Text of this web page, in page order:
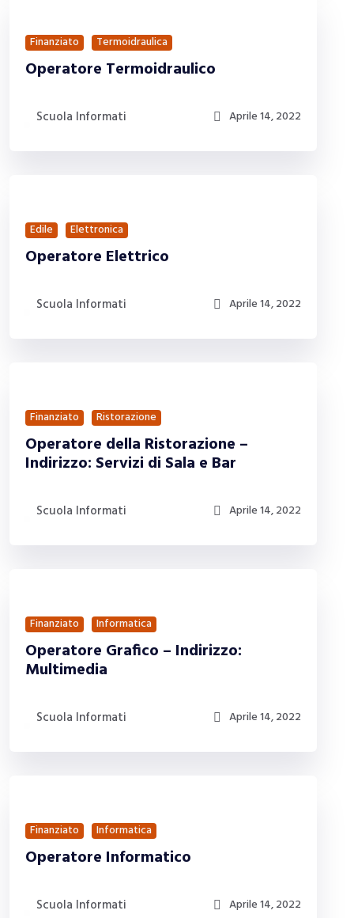
Finanziato Termoidraulica
Operatore Termoidraulico
Scuola Informati Aprile 14, 2022
Edile Elettronica
Operatore Elettrico
Scuola Informati Aprile 14, 2022
Finanziato Ristorazione
Operatore della Ristorazione –
Indirizzo: Servizi di Sala e Bar
Scuola Informati Aprile 14, 2022
Finanziato Informatica
Operatore Grafico – Indirizzo:
Multimedia
Scuola Informati Aprile 14, 2022
Finanziato Informatica
Operatore Informatico
Scuola Informati Aprile 14, 2022